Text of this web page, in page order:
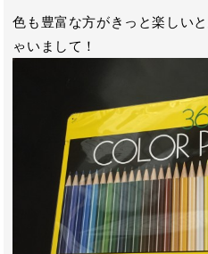
色も豊富な方がきっと楽しい
ゃいまして！